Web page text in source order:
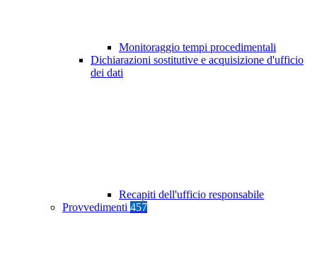
Monitoraggio tempi procedimentali
Dichiarazioni sostitutive e acquisizione d'ufficio
dei dati
Recapiti dell'ufficio responsabile
Provvedimenti 457